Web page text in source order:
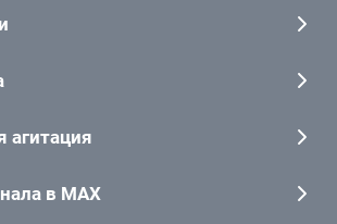
агитация
в MAX